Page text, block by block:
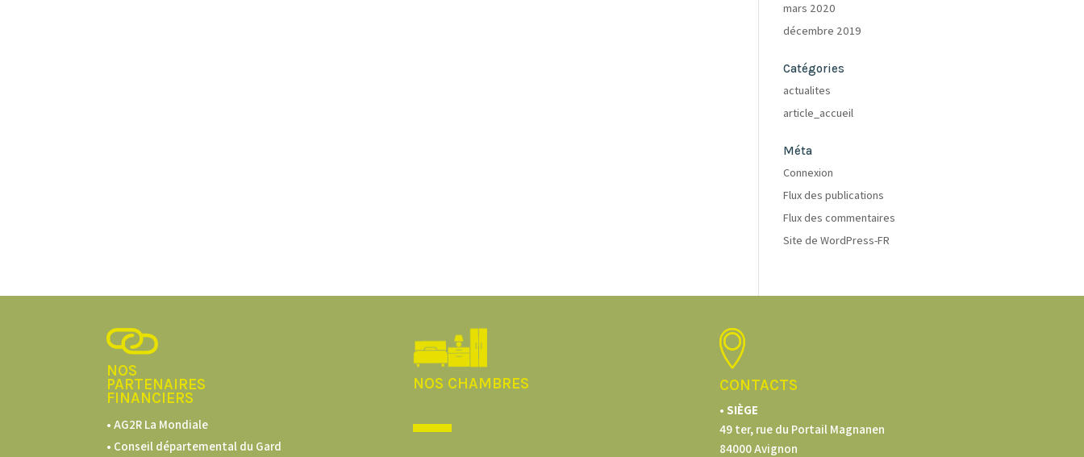
mars 2020
décembre 2019
Catégories
actualites
article_accueil
Méta
Connexion
Flux des publications
Flux des commentaires
Site de WordPress-FR
NOS
PARTENAIRES
FINANCIERS
• AG2R La Mondiale
• Conseil départemental du Gard
NOS CHAMBRES CONTACTS
• SIÈGE
49 ter, rue du Portail Magnanen
84000 Avignon